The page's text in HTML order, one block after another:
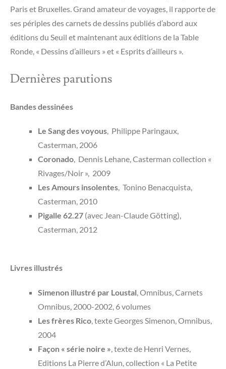
Paris et Bruxelles. Grand amateur de voyages, il rapporte de
ses périples des carnets de dessins publiés d’abord aux
éditions du Seuil et maintenant aux éditions de la Table
Ronde, « Dessins d’ailleurs » et « Esprits d’ailleurs ».
Dernières parutions
Bandes dessinées
Le Sang des voyous, Philippe Paringaux,
Casterman, 2006
Coronado, Dennis Lehane, Casterman collection «
Rivages/Noir », 2009
Les Amours insolentes, Tonino Benacquista,
Casterman, 2010
Pigalle 62.27 (avec Jean-Claude Götting),
Casterman, 2012
Livres illustrés
Simenon illustré par Loustal, Omnibus, Carnets
Omnibus, 2000-2002, 6 volumes
Les frères Rico, texte Georges Simenon, Omnibus,
2004
Façon « série noire », texte de Henri Vernes,
Editions La Pierre d’Alun, collection « La Petite